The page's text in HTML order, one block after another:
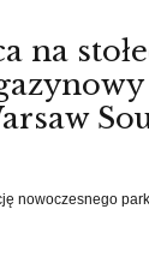
na
nowoczesnego